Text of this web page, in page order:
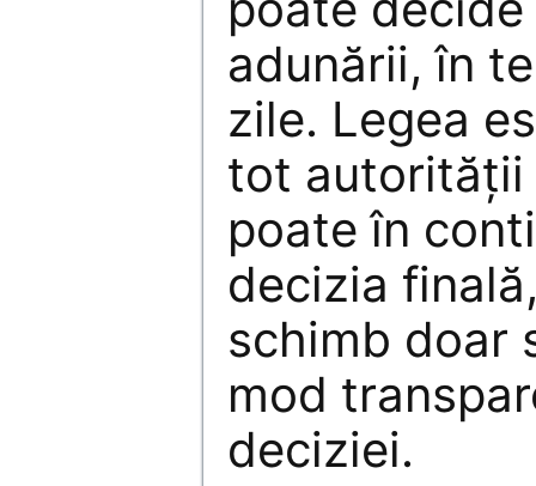
adunării, în
zile. Legea
tot autorităţii
poate în
decizia
schimb doar
mod
deciziei.